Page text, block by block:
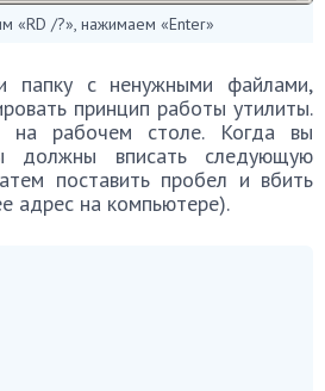
«RD /?», нажимаем «Enter»
с ненужными файлами,
принцип работы утилиты.
на рабочем столе. Когда вы
должны вписать следующую
поставить пробел и вбить
адрес на компьютере).